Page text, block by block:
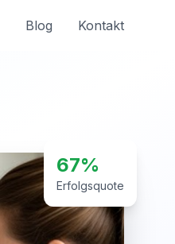
Blog Kontakt
67%
Erfolgsquote